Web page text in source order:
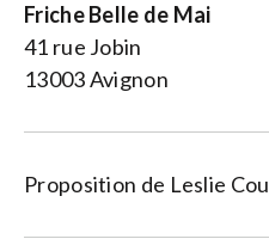
Friche Belle de Mai
41 rue Jobin
13003 Avignon
Proposition de Leslie